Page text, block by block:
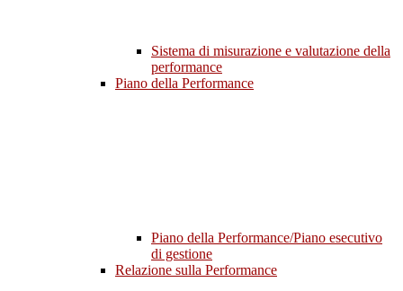
Sistema di misurazione e valutazione della
performance
Piano della Performance
Piano della Performance/Piano esecutivo
di gestione
Relazione sulla Performance